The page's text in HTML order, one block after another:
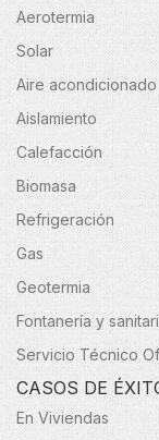
Aerotermia
Solar
Aire acondicionado
Aislamiento
Calefacción
Biomasa
Refrigeración
Gas
Geotermia
Fontanería y
Servicio Técnico
CASOS DE
En Viviendas